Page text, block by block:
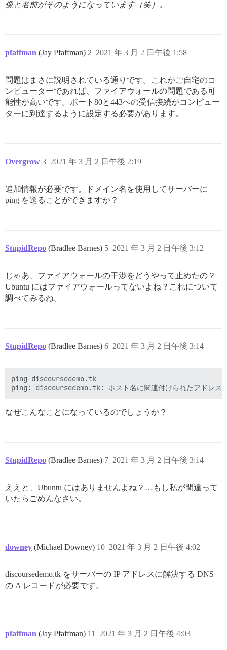
像と名前がそのようになっています（笑）。
pfaffman (Jay Pfaffman) 2021 年 3 月 2 日午後 1:58
2
問題はまさに説明されている通りです。これがご自宅のコ
ンピューターであれば、ファイアウォールの問題である可
能性が高いです。ポート80と443への受信接続がコンピュー
ターに到達するように設定する必要があります。
Overgrow 2021 年 3 月 2 日午後 2:19
3
追加情報が必要です。ドメイン名を使用してサーバーに
ping を送ることができますか？
StupidRepo (Bradlee Barnes) 2021 年 3 月 2 日午後 3:12
5
じゃあ、ファイアウォールの干渉をどうやって止めたの？
Ubuntu にはファイアウォールってないよね？これについて
調べてみるね。
StupidRepo (Bradlee Barnes) 2021 年 3 月 2 日午後 3:14
6
ping discoursedemo.tk
なぜこんなことになっているのでしょうか？
StupidRepo (Bradlee Barnes) 2021 年 3 月 2 日午後 3:14
7
ええと、Ubuntu にはありませんよね？…もし私が間違って
いたらごめんなさい。
downey (Michael Downey) 2021 年 3 月 2 日午後 4:02
10
discoursedemo.tk をサーバーの IP アドレスに解決する DNS
の A レコードが必要です。
pfaffman (Jay Pfaffman) 2021 年 3 月 2 日午後 4:03
11